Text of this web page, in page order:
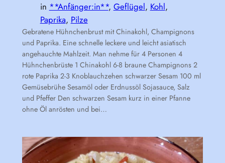
in **Anfänger:in**, Geflügel, Kohl
Paprika, Pilze
Gebratene Hühnchenbrust mit Chinakohl, Champignons
und Paprika. Eine schnelle leckere und leicht asiatisch
angehauchte Mahlzeit. Man nehme für 4 Personen 4
Hühnchenbrüste 1 Chinakohl 6-8 braune Champignons 2
rote Paprika 2-3 Knoblauchzehen schwarzer Sesam 100 ml
Gemüsebrühe Sesamöl oder Erdnussöl Sojasauce, Salz
und Pfeffer Den schwarzen Sesam kurz in einer Pfanne
ohne Öl anrösten und bei…